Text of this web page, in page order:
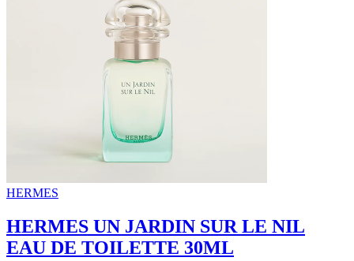
HERMES
HERMES UN JARDIN SUR LE NIL
EAU DE TOILETTE 30ML